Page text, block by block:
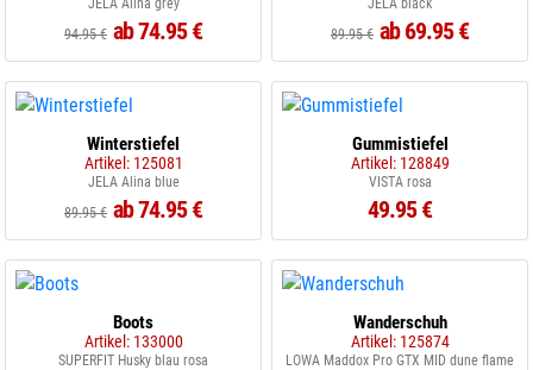
JELA Alina grey
94.95 € ab 74.95 €
JELA black
89.95 € ab 69.95 €
Winterstiefel
Artikel: 125081
JELA Alina blue
89.95 € ab 74.95 €
Gummistiefel
Artikel: 128849
VISTA rosa
49.95 €
Boots
Artikel: 133000
SUPERFIT Husky blau rosa
Wanderschuh
Artikel: 125874
LOWA Maddox Pro GTX MID dune flame